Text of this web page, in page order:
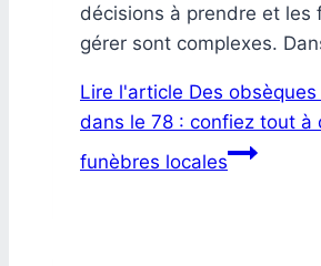
décisions à prendre et les
gérer sont complexes.
Lire l'article Des
dans le 78 : confiez tout à
funèbres locales